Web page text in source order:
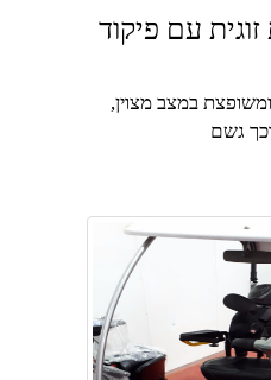
עם פיקוד
במצב מצוין,
גשם